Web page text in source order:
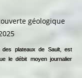
plateaux de Sault, est
le débit moyen journalier